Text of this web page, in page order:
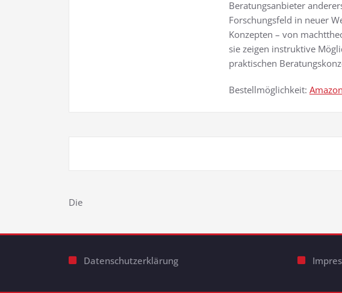
Beratungsanbieter
Forschungsfeld in neuer
Konzepten – von
sie zeigen instruktive
praktischen
Bestellmöglichkeit: Amazon
Die
Datenschutzerklärung